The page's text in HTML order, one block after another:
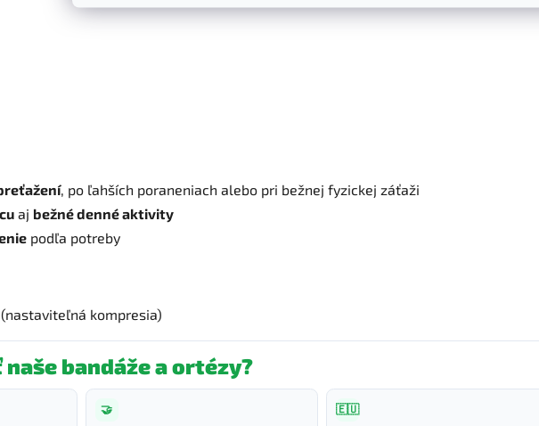
, po ľahších poraneniach alebo pri bežnej fyzickej záťaži
aj bežné denné aktivity
podľa potreby
(nastaviteľná kompresia)
bandáže a ortézy?
🤝 🇪🇺